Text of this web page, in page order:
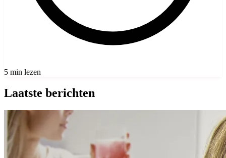
5 min lezen
Laatste berichten